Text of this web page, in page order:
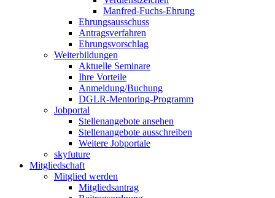
Manfred-Fuchs-Ehrung
Ehrungsausschuss
Antragsverfahren
Ehrungsvorschlag
Weiterbildungen
Aktuelle Seminare
Ihre Vorteile
Anmeldung/Buchung
DGLR-Mentoring-Programm
Jobportal
Stellenangebote ansehen
Stellenangebote ausschreiben
Weitere Jobportale
skyfuture
Mitgliedschaft
Mitglied werden
Mitgliedsantrag